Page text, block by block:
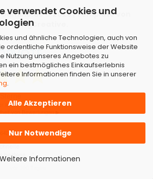
verwendet Cookies und
und ähnliche Technologien, auch von
ordentliche Funktionsweise der Website
Nutzung unseres Angebotes zu
ein bestmögliches Einkaufserlebnis
Informationen finden Sie in unserer
.
Alle Akzeptieren
Nur Notwendige
Weitere Informationen
© 2026 | Template von
JungCreative